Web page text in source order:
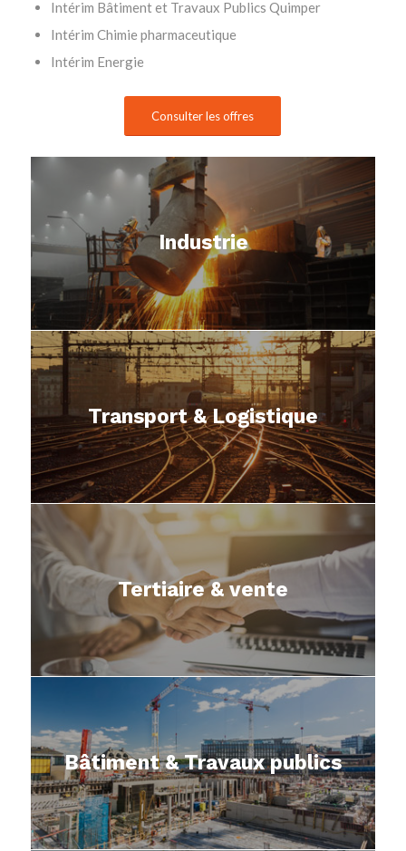
Intérim Bâtiment et Travaux Publics Quimper
Intérim Chimie pharmaceutique
Intérim Energie
Consulter les offres
Industrie
Transport & Logistique
Tertiaire & vente
Bâtiment & Travaux publics